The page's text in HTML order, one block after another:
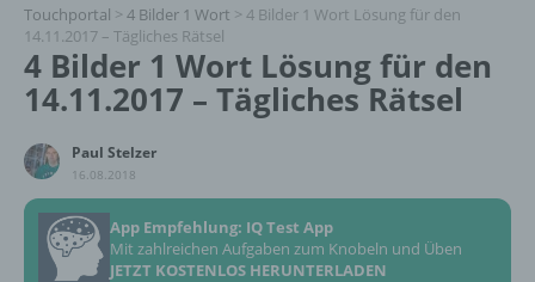
Touchportal > 4 Bilder 1 Wort > 4 Bilder 1 Wort Lösung für den
14.11.2017 – Tägliches Rätsel
4 Bilder 1 Wort Lösung für den
14.11.2017 – Tägliches Rätsel
Paul Stelzer
16.08.2018
App Empfehlung: IQ Test App
Mit zahlreichen Aufgaben zum Knobeln und Üben
JETZT KOSTENLOS HERUNTERLADEN